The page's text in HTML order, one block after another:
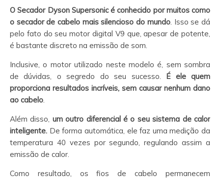
O Secador Dyson Supersonic é conhecido por muitos como
o secador de cabelo mais silencioso do mundo. Isso se dá
pelo fato do seu motor digital V9 que, apesar de potente,
é bastante discreto na emissão de som.
Inclusive, o motor utilizado neste modelo é, sem sombra
de dúvidas, o segredo do seu sucesso. É ele quem
proporciona resultados incríveis, sem causar nenhum dano
ao cabelo.
Além disso, um outro diferencial é o seu sistema de calor
inteligente. De forma automática, ele faz uma medição da
temperatura 40 vezes por segundo, regulando assim a
emissão de calor.
Como resultado, os fios de cabelo permanecem